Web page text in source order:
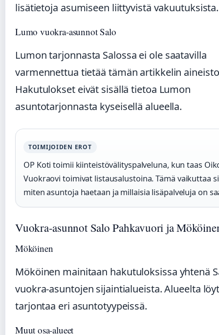
lisätietoja asumiseen liittyvistä vakuutuksista.
Lumo vuokra-asunnot Salo
Lumon tarjonnasta Salossa ei ole saatavilla
varmennettua tietää tämän artikkelin
Hakutulokset eivät sisällä tietoa Lumon
asuntotarjonnasta kyseisellä alueella.
TOIMIJOIDEN EROT
OP Koti toimii kiinteistövälityspalveluna, kun taas
Vuokraovi toimivat listausalustoina. Tämä vaikuttaa
miten asuntoja haetaan ja millaisia lisäpalveluja on
Vuokra-asunnot Salo Pahkavuori ja
Mököinen
Mököinen mainitaan hakutuloksissa yhtenä
vuokra-asuntojen sijaintialueista. Alueelta
tarjontaa eri asuntotyypeissä.
Muut osa-alueet